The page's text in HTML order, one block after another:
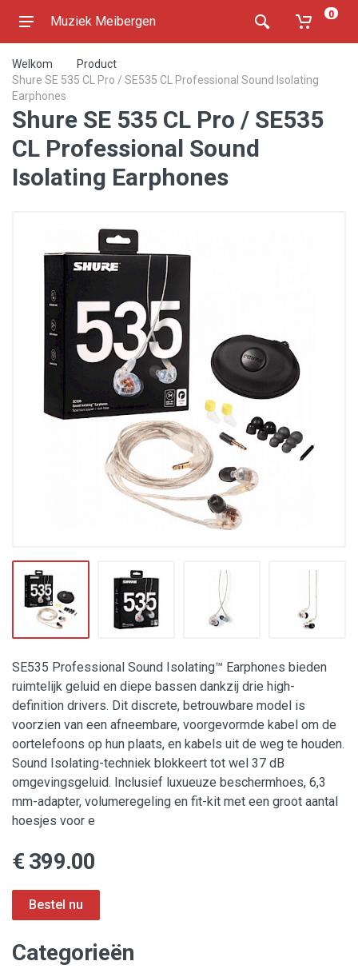
Muziek Meibergen 0
Welkom
Product
Shure SE 535 CL Pro / SE535 CL Professional Sound Isolating
Earphones
Shure SE 535 CL Pro / SE535
CL Professional Sound
Isolating Earphones
SE535 Professional Sound Isolating™ Earphones bieden
ruimtelijk geluid en diepe bassen dankzij drie high-
definition drivers. Dit discrete, betrouwbare model is
voorzien van een afneembare, voorgevormde kabel om de
oortelefoons op hun plaats, en kabels uit de weg te houden.
Sound Isolating-techniek blokkeert tot wel 37 dB
omgevingsgeluid. Inclusief luxueuze beschermhoes, 6,3
mm-adapter, volumeregeling en fit-kit met een groot aantal
hoesjes voor e
€ 399.00
Categorieën